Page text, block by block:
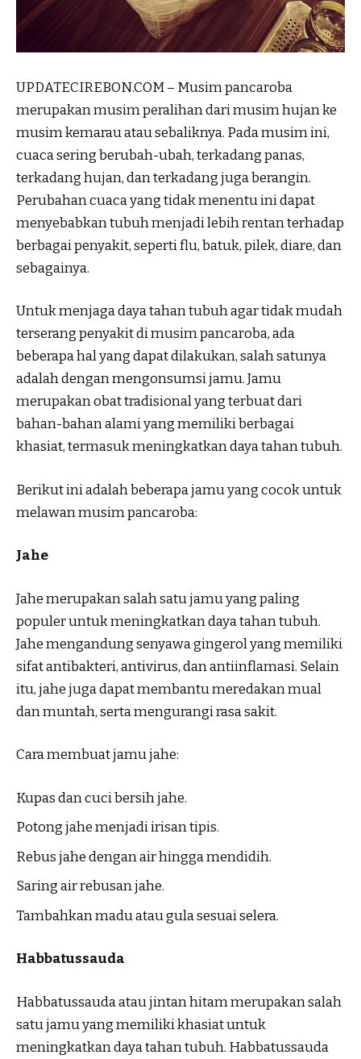
UPDATECIREBON.COM – Musim pancaroba
merupakan musim peralihan dari musim hujan ke
musim kemarau atau sebaliknya. Pada musim ini,
cuaca sering berubah-ubah, terkadang panas,
terkadang hujan, dan terkadang juga berangin.
Perubahan cuaca yang tidak menentu ini dapat
menyebabkan tubuh menjadi lebih rentan terhadap
berbagai penyakit, seperti flu, batuk, pilek, diare, dan
sebagainya.
Untuk menjaga daya tahan tubuh agar tidak mudah
terserang penyakit di musim pancaroba, ada
beberapa hal yang dapat dilakukan, salah satunya
adalah dengan mengonsumsi jamu. Jamu
merupakan obat tradisional yang terbuat dari
bahan-bahan alami yang memiliki berbagai
khasiat, termasuk meningkatkan daya tahan tubuh.
Berikut ini adalah beberapa jamu yang cocok untuk
melawan musim pancaroba:
Jahe
Jahe merupakan salah satu jamu yang paling
populer untuk meningkatkan daya tahan tubuh.
Jahe mengandung senyawa gingerol yang memiliki
sifat antibakteri, antivirus, dan antiinflamasi. Selain
itu, jahe juga dapat membantu meredakan mual
dan muntah, serta mengurangi rasa sakit.
Cara membuat jamu jahe:
Kupas dan cuci bersih jahe.
Potong jahe menjadi irisan tipis.
Rebus jahe dengan air hingga mendidih.
Saring air rebusan jahe.
Tambahkan madu atau gula sesuai selera.
Habbatussauda
Habbatussauda atau jintan hitam merupakan salah
satu jamu yang memiliki khasiat untuk
meningkatkan daya tahan tubuh. Habbatussauda